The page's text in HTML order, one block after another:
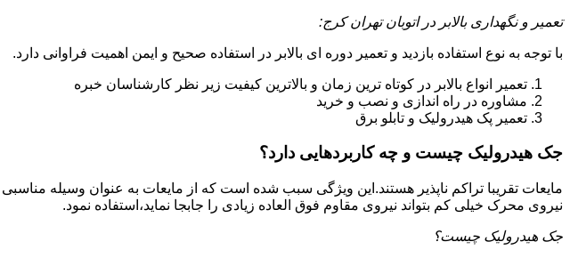
تعمیر و نگهداری بالابر در اتوبان تهران کرج:
با توجه به نوع استفاده بازدید و تعمیر دوره ای بالابر در استفاده صحیح و ایمن اهمیت فراوانی دارد.
تعمیر انواع بالابر در کوتاه ترین زمان و بالاترین کیفیت زیر نظر کارشناسان خبره
مشاوره در راه اندازی و نصب و خرید
تعمیر پک هیدرولیک و تابلو برق
جک هیدرولیک چیست و چه کاربردهایی دارد؟
مایعات تقریبا تراکم ناپذیر هستند.این ویژگی سبب شده است که از مایعات به عنوان وسیله مناسبی
نیروی محرک خیلی کم بتواند نیروی مقاوم فوق العاده زیادی را جابجا نماید،استفاده نمود.
جک هیدرولیک چیست؟